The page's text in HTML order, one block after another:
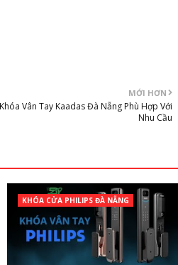
MỚI HƠN
Vân Tay Kaadas Đà Nẵng Phù Hợp Với
Nhu Cầu
KHÓA CỬA PHILIPS ĐÀ NẴNG